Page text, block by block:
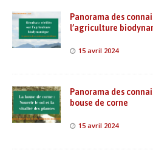
Panorama des
l’agriculture
15 avril 2024
Panorama des
bouse de corne
15 avril 2024